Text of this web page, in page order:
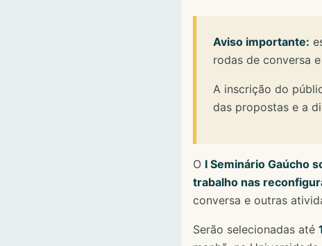
Aviso importante:
rodas de conversa
A inscrição do
das propostas e a
O I Seminário Gaúcho
trabalho nas
conversa e outras
Serão selecionadas até